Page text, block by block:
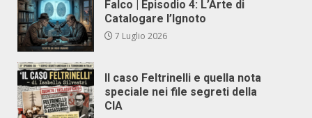
Falco | Episodio 4: L’Arte di
Catalogare l’Ignoto
7 Luglio 2026
Il caso Feltrinelli e quella nota
speciale nei file segreti della
CIA